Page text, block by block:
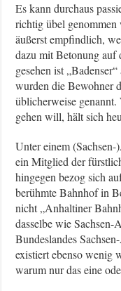
Es kann durchaus
richtig übel
äußerst empfindlich,
dazu mit Betonung auf
gesehen ist
wurden die Bewohner
üblicherweise
gehen will, hält sich
Unter einem
ein Mitglied der
hingegen bezog sich
berühmte Bahnhof in
nicht „Anhaltiner
dasselbe wie
Bundeslandes
existiert ebenso wenig
warum nur das eine